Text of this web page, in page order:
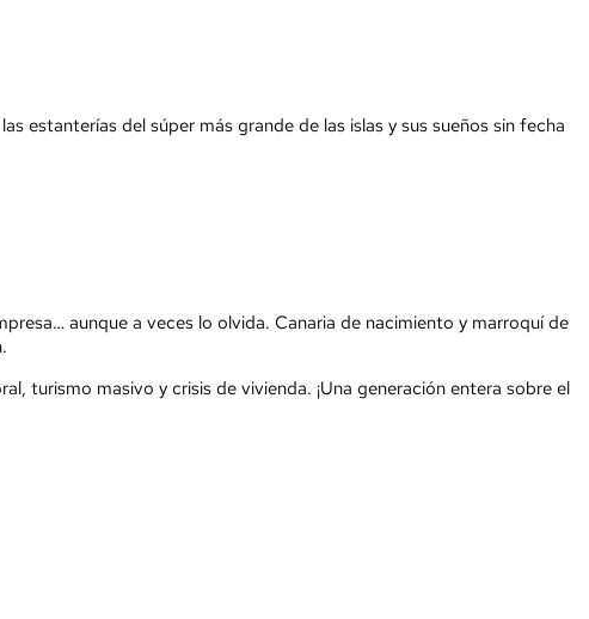
estanterías del súper más grande de las islas y sus sueños sin fecha
aunque a veces lo olvida. Canaria de nacimiento y marroquí de
turismo masivo y crisis de vivienda. ¡Una generación entera sobre el